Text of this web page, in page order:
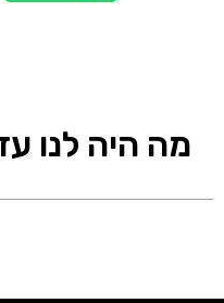
מה היה לנו